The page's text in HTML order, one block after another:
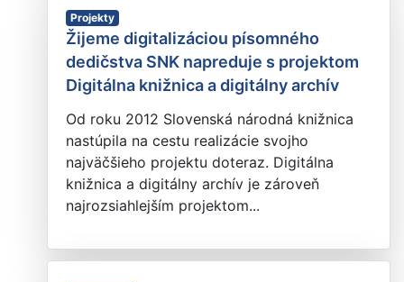
Projekty
Žijeme digitalizáciou písomného
dedičstva SNK napreduje s projektom
Digitálna knižnica a digitálny archív
Od roku 2012 Slovenská národná knižnica
nastúpila na cestu realizácie svojho
najväčšieho projektu doteraz. Digitálna
knižnica a digitálny archív je zároveň
najrozsiahlejším projektom...